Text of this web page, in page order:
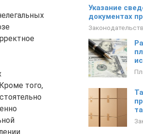
того,
Указание
документах